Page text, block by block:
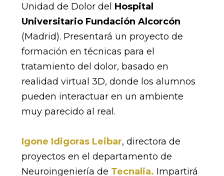
Unidad de Dolor del Hospital
Universitario Fundación Alcorcón
(Madrid). Presentará un proyecto de
formación en técnicas para el
tratamiento del dolor, basado en
realidad virtual 3D, donde los alumnos
pueden interactuar en un ambiente
muy parecido al real.
Igone Idigoras Leibar, directora de
proyectos en el departamento de
Neuroingeniería de Tecnalia. Impartirá